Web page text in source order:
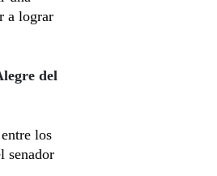
a lograr
del
los
senador